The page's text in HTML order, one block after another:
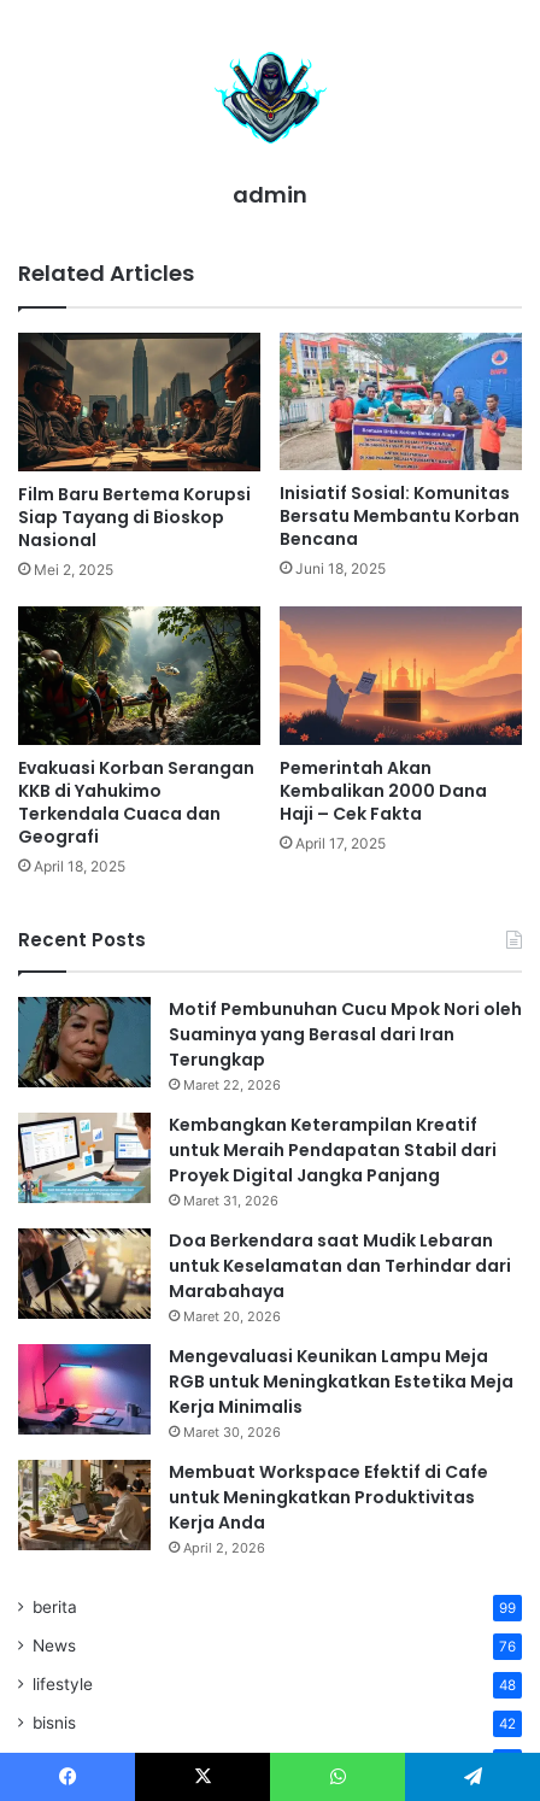
admin
Related Articles
Film Baru Bertema Korupsi
Siap Tayang di Bioskop
Nasional
Mei 2, 2025
Inisiatif Sosial: Komunitas
Bersatu Membantu Korban
Bencana
Juni 18, 2025
Evakuasi Korban Serangan
KKB di Yahukimo
Terkendala Cuaca dan
Geografi
April 18, 2025
Pemerintah Akan
Kembalikan 2000 Dana
Haji – Cek Fakta
April 17, 2025
Recent Posts
Motif Pembunuhan Cucu Mpok Nori oleh
Suaminya yang Berasal dari Iran
Terungkap
Maret 22, 2026
Kembangkan Keterampilan Kreatif
untuk Meraih Pendapatan Stabil dari
Proyek Digital Jangka Panjang
Maret 31, 2026
Doa Berkendara saat Mudik Lebaran
untuk Keselamatan dan Terhindar dari
Marabahaya
Maret 20, 2026
Mengevaluasi Keunikan Lampu Meja
RGB untuk Meningkatkan Estetika Meja
Kerja Minimalis
Maret 30, 2026
Membuat Workspace Efektif di Cafe
untuk Meningkatkan Produktivitas
Kerja Anda
April 2, 2026
berita 99
News 76
lifestyle 48
bisnis 42